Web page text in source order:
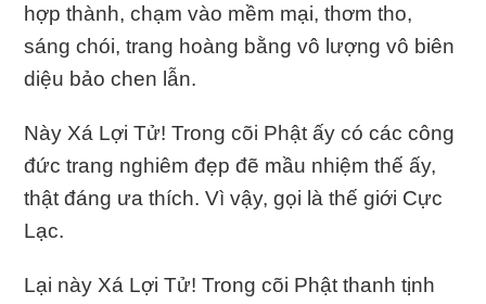
hợp thành, chạm vào mềm mại, thơm tho,
sáng chói, trang hoàng bằng vô lượng vô biên
diệu bảo chen lẫn.
Này Xá Lợi Tử! Trong cõi Phật ấy có các công
đức trang nghiêm đẹp đẽ mầu nhiệm thế ấy,
thật đáng ưa thích. Vì vậy, gọi là thế giới Cực
Lạc.
Lại này Xá Lợi Tử! Trong cõi Phật thanh tịnh